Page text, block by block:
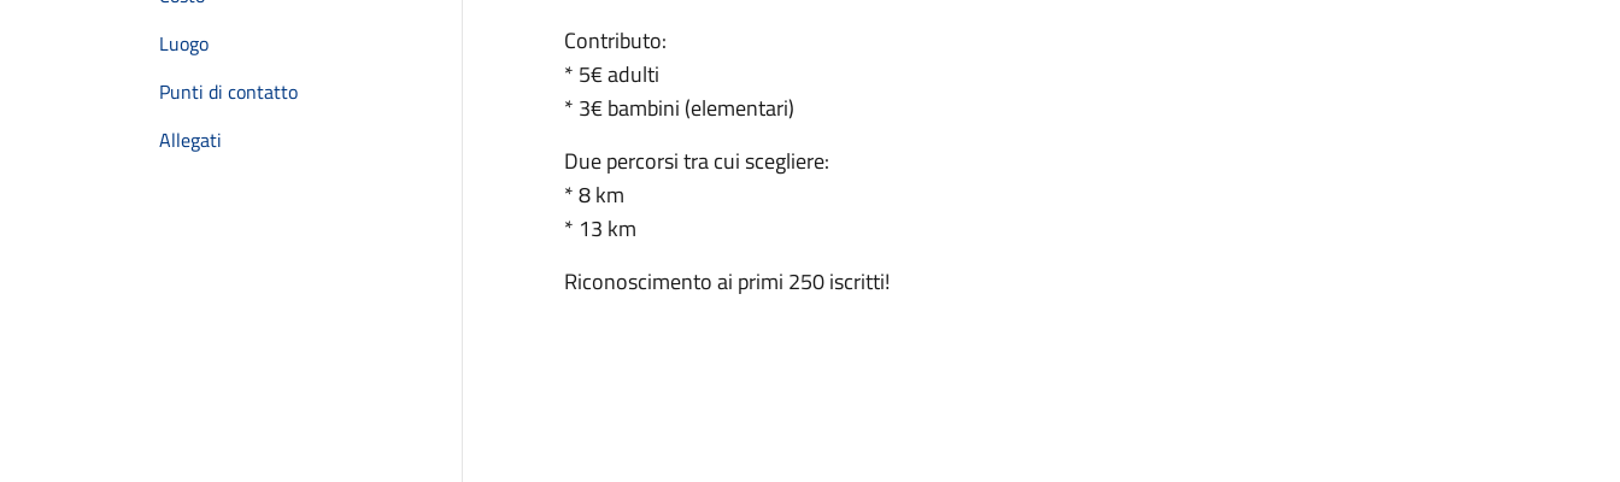
Luogo
Punti di contatto
Allegati
Contributo:
* 5€ adulti
* 3€ bambini (elementari)
Due percorsi tra cui scegliere:
* 8 km
* 13 km
Riconoscimento ai primi 250 iscritti!